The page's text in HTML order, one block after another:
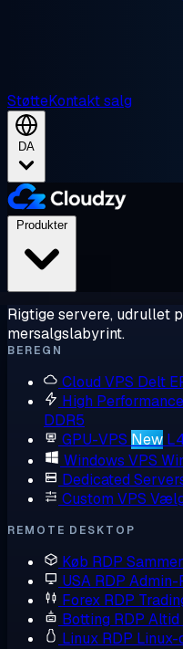
StøtteKontakt salg
DA
Produkter
Rigtige servere, udrullet
mersalgslabyrint.
BEREGN
Cloud VPS Delt
High
DDR5
GPU-VPS New
Windows VPS
Dedicated
Custom VPS
REMOTE DESKTOP
Køb RDP
USA RDP Admin-
Forex RDP
Botting RDP Altid
Linux RDP Linux-